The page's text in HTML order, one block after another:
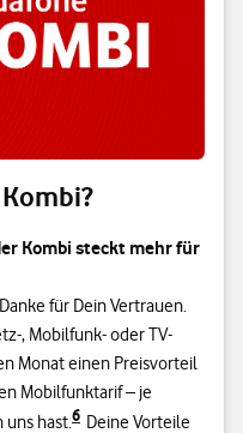
Kombi steckt mehr für
für Dein Vertrauen.
, Mobilfunk- oder TV-
Monat einen Preisvorteil
Mobilfunktarif – je
uns hast.6 Deine Vorteile